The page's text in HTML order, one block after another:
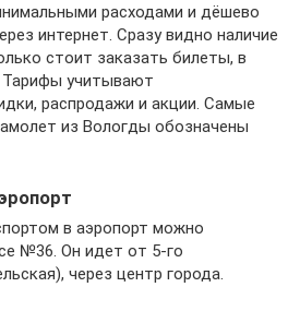
расходами и дёшево
интернет. Сразу видно наличие
стоит заказать билеты, в
Тарифы учитывают
распродажи и акции. Самые
из Вологды обозначены
в аэропорт можно
№36. Он идет от 5-го
через центр города.